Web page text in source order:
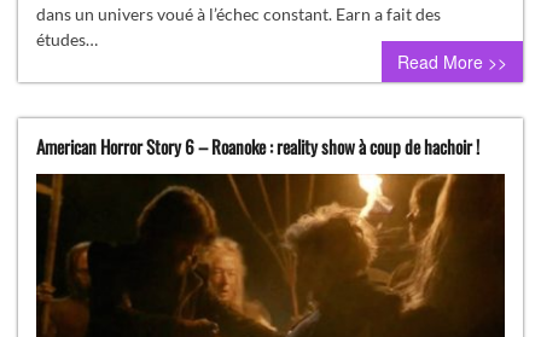
dans un univers voué à l’échec constant. Earn a fait des
études…
Read More >>
American Horror Story 6 – Roanoke : reality show à coup de hachoir !